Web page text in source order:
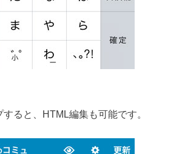
すると、HTML編集も可能です。